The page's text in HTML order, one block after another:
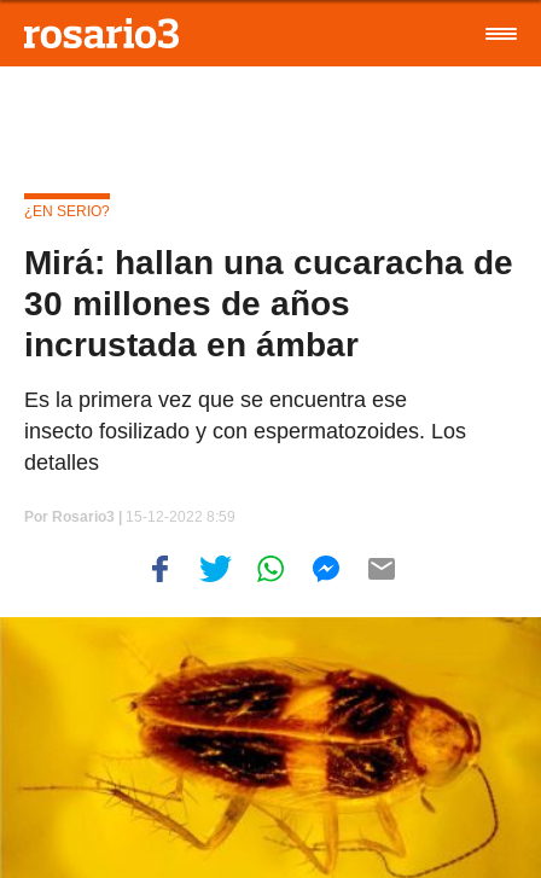
¿EN SERIO?
Mirá: hallan una cucaracha de
30 millones de años
incrustada en ámbar
Es la primera vez que se encuentra ese
insecto fosilizado y con espermatozoides. Los
detalles
Por Rosario3 | 15-12-2022 8:59